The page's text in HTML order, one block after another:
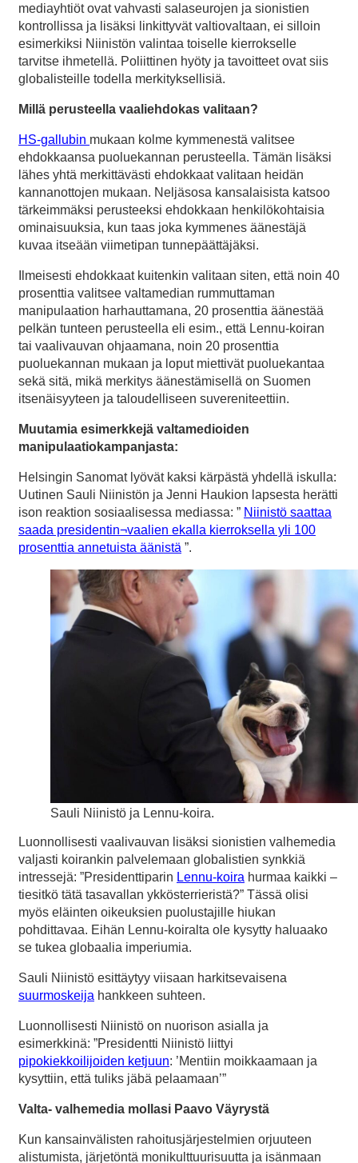
mediayhtiöt ovat vahvasti salaseurojen ja sionistien
kontrollissa ja lisäksi linkittyvät valtiovaltaan, ei silloin
esimerkiksi Niinistön valintaa toiselle kierrokselle
tarvitse ihmetellä. Poliittinen hyöty ja tavoitteet ovat siis
globalisteille todella merkityksellisiä.
Millä perusteella vaaliehdokas valitaan?
HS-gallubin mukaan kolme kymmenestä valitsee
ehdokkaansa puoluekannan perusteella. Tämän lisäksi
lähes yhtä merkittävästi ehdokkaat valitaan heidän
kannanottojen mukaan. Neljäsosa kansalaisista katsoo
tärkeimmäksi perusteeksi ehdokkaan henkilökohtaisia
ominaisuuksia, kun taas joka kymmenes äänestäjä
kuvaa itseään viimetipan tunnepäättäjäksi.
Ilmeisesti ehdokkaat kuitenkin valitaan siten, että noin 40
prosenttia valitsee valtamedian rummuttaman
manipulaation harhauttamana, 20 prosenttia äänestää
pelkän tunteen perusteella eli esim., että Lennu-koiran
tai vaalivauvan ohjaamana, noin 20 prosenttia
puoluekannan mukaan ja loput miettivät puoluekantaa
sekä sitä, mikä merkitys äänestämisellä on Suomen
itsenäisyyteen ja taloudelliseen suvereniteettiin.
Muutamia esimerkkejä valtamedioiden
manipulaatiokampanjasta:
Helsingin Sanomat lyövät kaksi kärpästä yhdellä iskulla:
Uutinen Sauli Niinistön ja Jenni Haukion lapsesta herätti
ison reaktion sosiaalisessa mediassa: ” Niinistö saattaa
saada presidentin¬vaalien ekalla kierroksella yli 100
prosenttia annetuista äänistä ”.
Sauli Niinistö ja Lennu-koira.
Luonnollisesti vaalivauvan lisäksi sionistien valhemedia
valjasti koirankin palvelemaan globalistien synkkiä
intressejä: ”Presidenttiparin Lennu-koira hurmaa kaikki –
tiesitkö tätä tasavallan ykkösterrieristä?” Tässä olisi
myös eläinten oikeuksien puolustajille hiukan
pohdittavaa. Eihän Lennu-koiralta ole kysytty haluaako
se tukea globaalia imperiumia.
Sauli Niinistö esittäytyy viisaan harkitsevaisena
suurmoskeija hankkeen suhteen.
Luonnollisesti Niinistö on nuorison asialla ja
esimerkkinä: ”Presidentti Niinistö liittyi
pipokiekkoilijoiden ketjuun: ’Mentiin moikkaamaan ja
kysyttiin, että tuliks jäbä pelaamaan’”
Valta- valhemedia mollasi Paavo Väyrystä
Kun kansainvälisten rahoitusjärjestelmien orjuuteen
alistumista, järjetöntä monikulttuurisuutta ja isänmaan